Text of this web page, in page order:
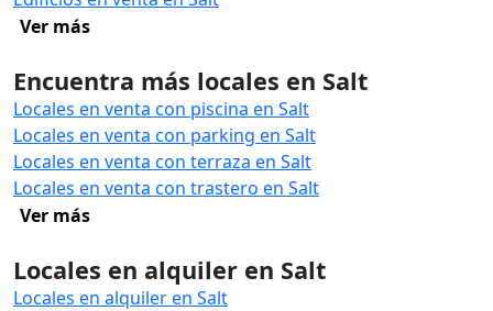
Ver más
Encuentra más locales en Salt
Locales en venta con piscina en Salt
Locales en venta con parking en Salt
Locales en venta con terraza en Salt
Locales en venta con trastero en Salt
Ver más
Locales en alquiler en Salt
Locales en alquiler en Salt